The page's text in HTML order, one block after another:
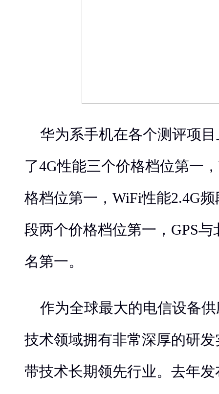
华为系手机在各个测评项
了4G性能三个价格档位第一
格档位第一，WiFi性能2.4G
段两个价格档位第一，GPS
名第一。
作为全球最大的电信设备
技术领域拥有非常深厚的研
带技术长期领先行业。去年